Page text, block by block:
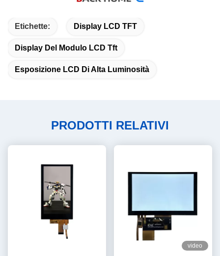
Etichette: Display LCD TFT
Display Del Modulo LCD Tft
Esposizione LCD Di Alta Luminosità
PRODOTTI RELATIVI
video